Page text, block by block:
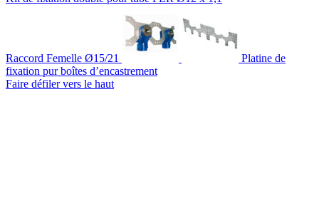
Raccord Femelle Ø15/21
Platine de
fixation pur boîtes d’encastrement
Faire défiler vers le haut